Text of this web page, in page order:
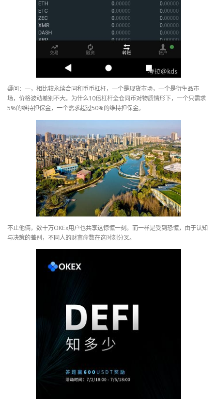
疑问：一，相比较永续合同和币币杠杆，一个是现货市场，一个是衍生品市
场，价格波动差别不大。为什么10倍杠杆全仓同币对物质情形下，一个只需求
5%的维持担保金，一个需求超过50%的维持担保金。
不止他俩，数十万OKEx用户也共享这惊慌一刻。而一样是受到恐慌，由于认知
与决策的差别，不同人的财富命数在这时刻分叉。